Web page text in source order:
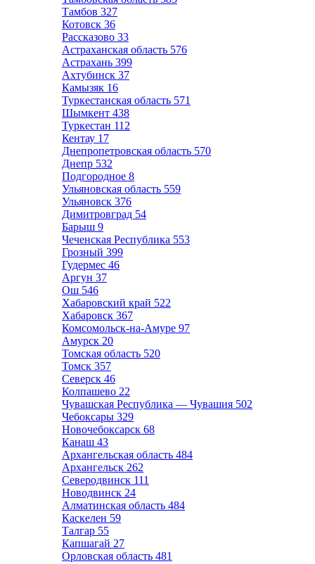
Тамбов 327
Котовск 36
Рассказово 33
Астраханская область 576
Астрахань 399
Ахтубинск 37
Камызяк 16
Туркестанская область 571
Шымкент 438
Туркестан 112
Кентау 17
Днепропетровская область 570
Днепр 532
Подгородное 8
Ульяновская область 559
Ульяновск 376
Димитровград 54
Барыш 9
Чеченская Республика 553
Грозный 399
Гудермес 46
Аргун 37
Ош 546
Хабаровский край 522
Хабаровск 367
Комсомольск-на-Амуре 97
Амурск 20
Томская область 520
Томск 357
Северск 46
Колпашево 22
Чувашская Республика — Чувашия 502
Чебоксары 329
Новочебоксарск 68
Канаш 43
Архангельская область 484
Архангельск 262
Северодвинск 111
Новодвинск 24
Алматинская область 484
Каскелен 59
Талгар 55
Капшагай 27
Орловская область 481